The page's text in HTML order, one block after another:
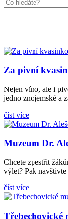
Za pivní
Nejen víno, ale i
jedno znojemské a
číst více
Muzeum Dr.
Chcete zpestřit
výlet? Pak
číst více
Třebechovické